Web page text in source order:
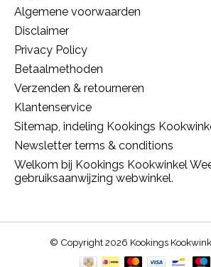
Algemene voorwaarden
Disclaimer
Privacy Policy
Betaalmethoden
Verzenden & retourneren
Klantenservice
Sitemap, indeling Kookings
Newsletter terms & conditions
Welkom bij Kookings Kookwinkel
gebruiksaanwijzing webwinkel.
© Copyright 2026 Kookings